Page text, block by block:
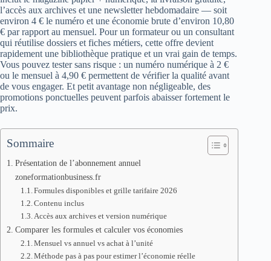
l’accès aux archives et une newsletter hebdomadaire — soit
environ 4 € le numéro et une économie brute d’environ 10,80
€ par rapport au mensuel. Pour un formateur ou un consultant
qui réutilise dossiers et fiches métiers, cette offre devient
rapidement une bibliothèque pratique et un vrai gain de temps.
Vous pouvez tester sans risque : un numéro numérique à 2 €
ou le mensuel à 4,90 € permettent de vérifier la qualité avant
de vous engager. Et petit avantage non négligeable, des
promotions ponctuelles peuvent parfois abaisser fortement le
prix.
Sommaire
Présentation de l’abonnement annuel
zoneformationbusiness.fr
Formules disponibles et grille tarifaire 2026
Contenu inclus
Accès aux archives et version numérique
Comparer les formules et calculer vos économies
Mensuel vs annuel vs achat à l’unité
Méthode pas à pas pour estimer l’économie réelle